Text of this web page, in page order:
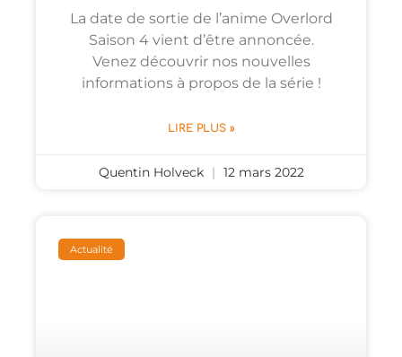
La date de sortie de l’anime Overlord
Saison 4 vient d’être annoncée.
Venez découvrir nos nouvelles
informations à propos de la série !
LIRE PLUS »
Quentin Holveck 12 mars 2022
Actualité